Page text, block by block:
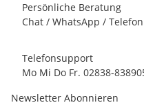
Persönliche Beratung
Chat / WhatsApp /
Telefonsupport
Mo Mi Do Fr. 02838-
Newsletter Abonnieren